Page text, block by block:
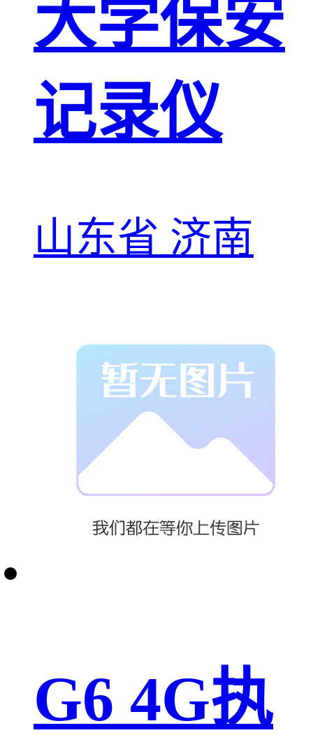
大学保安
记录仪
山东省 济南
G6 4G执